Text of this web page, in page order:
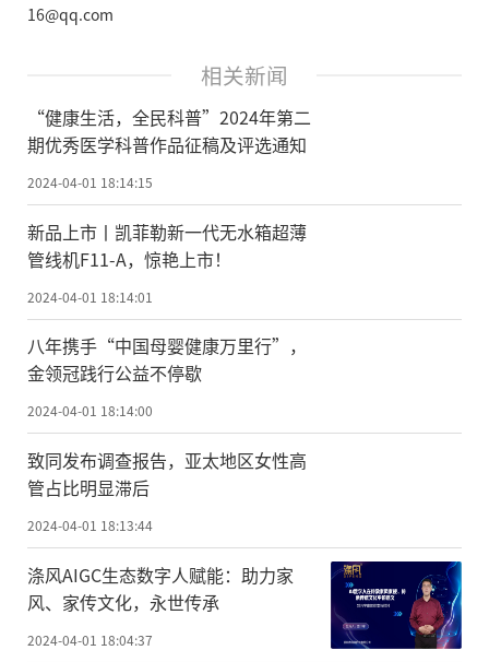
16@qq.com
相关新闻
“健康生活，全民科普”2024年第二
期优秀医学科普作品征稿及评选通知
2024-04-01 18:14:15
新品上市丨凯菲勒新一代无水箱超薄
管线机F11-A，惊艳上市！
2024-04-01 18:14:01
八年携手“中国母婴健康万里行”，
金领冠践行公益不停歇
2024-04-01 18:14:00
致同发布调查报告，亚太地区女性高
管占比明显滞后
2024-04-01 18:13:44
涤风AIGC生态数字人赋能：助力家
风、家传文化，永世传承
2024-04-01 18:04:37